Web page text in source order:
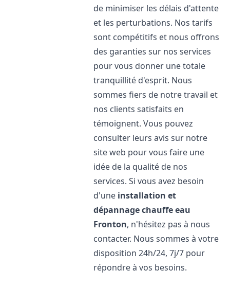
de minimiser les délais d'attente
et les perturbations. Nos tarifs
sont compétitifs et nous offrons
des garanties sur nos services
pour vous donner une totale
tranquillité d'esprit. Nous
sommes fiers de notre travail et
nos clients satisfaits en
témoignent. Vous pouvez
consulter leurs avis sur notre
site web pour vous faire une
idée de la qualité de nos
services. Si vous avez besoin
d'une installation et
dépannage chauffe eau
Fronton, n'hésitez pas à nous
contacter. Nous sommes à votre
disposition 24h/24, 7j/7 pour
répondre à vos besoins.